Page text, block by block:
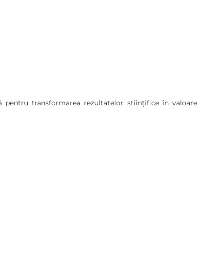
transformarea rezultatelor științifice în valoare